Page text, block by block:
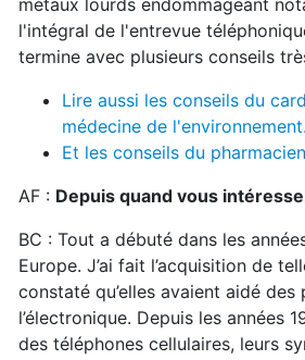
métaux lourds endommageant
l'intégral de l'entrevue
termine avec plusieurs conseils
Lire aussi les conseils du
médecine de l'environnement.
Et les conseils du
AF : Depuis quand vous
BC : Tout a débuté dans les
Europe. J’ai fait l’acquisition de
constaté qu’elles avaient aidé des
l’électronique. Depuis les années
des téléphones cellulaires, leurs